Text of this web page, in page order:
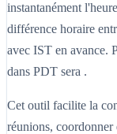
instantanément
différence horaire
avec IST en avance.
dans PDT sera .
Cet outil facilite la
réunions, coordonner